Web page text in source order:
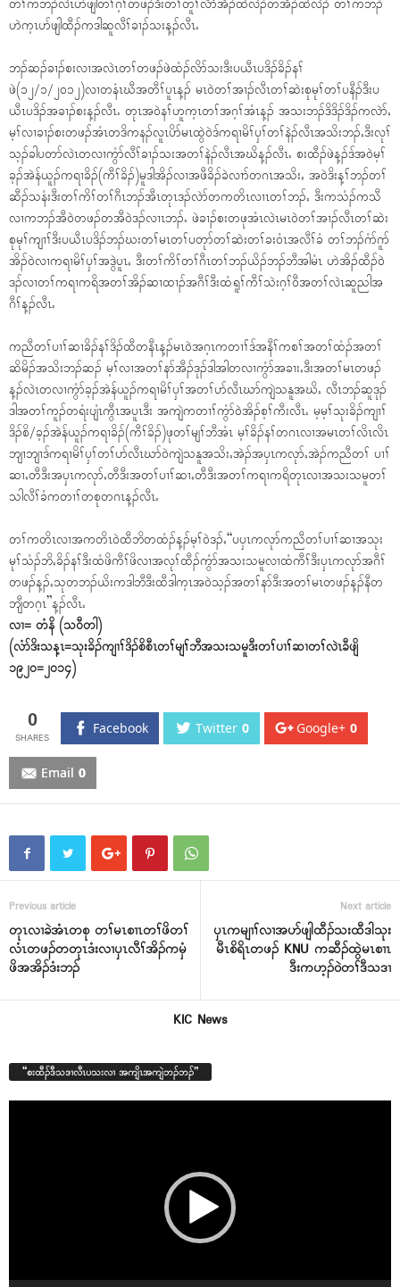
တၢ်ကဘၣ်လဲၤပာ်ဖျါတၢ်ဂ့ၢ်တဖၣ်ဒီးတၢ်တူၢ်လိာ််အိၣ်ထဲလဲၣ်တအိၣ်ထဲလဲၣ် တၢ်ကဘၣ်
ဟဲက့ၤပာ်ဖျါထီၣ်ကဒါဆူလီၢ်ခၢၣ်သးန့ၣ်လီၤႉ
ဘၣ်ဆၣ်ခၢၣ်စးလၢအလဲၤတၢ်တဖၣ်ဖဲထံၣ်လိာ်သးဒီးပယီၤပဒိၣ်ခိၣ်နၢ်
ဖဲ(၁၂/၁/၂၀၁၂)လၢတနံၤဃီအတီၢ်ပူၤန့ၣ် မၤ၀ဲတၢ်အၢၣ်လီၤတၢ်ဆဲးစုမုၢ်တၢ်ပနီၣ်ဒီးပ
ယီၤပဒိၣ်အခၢၣ်စးန့ၣ်လီၤႉ တုၤအ၀ဲနၢ်ဟူက့ၤတၢ်အဂ့ၢ်အံၤန့ၣ် အသးဘၣ်ဒိဒိၣ်ဒိၣ်ကလဲာ်ႇ
မ့ၢ်လၢခၢၣ်စးတဖၣ်အံၤတဒိကနၣ်လူၤပိာ်မၤထွဲ၀ဲဒ်ကရၢမိၢ်ၦၢ်တၢ်နဲၣ်လီၤအသိးဘၣ်ႇဒီးလုၢ်
သ့ၣ်ခါပတာ်လဲၤတလၢကွံာ်လီၢ်ခၢၣ်သးအတၢ်နဲၣ်လီၤအဃိန့ၣ်လီၤႉ စးထီၣ်ဖဲန့ၣ်ဒ်အ၀ဲမ့ၢ်
ခ့ၣ်အဲန်ယူၣ်ကရၢခိၣ်(ကီၢ်ခိၣ်)မူဒါအိၣ်လၢအဖီခိၣ်ခဲလၢာ်တဂၤအသိးႇ အ၀ဲဒိးန့ၢ်ဘၣ်တၢ်
ဆီၣ်သနံးဒီးတၢ်ကိၢ်တၢ်ဂီၤဘၣ်အီၤတုၤဒၣ်လဲာ်တကတိၤလၢၤတၢ်ဘၣ်ႇ ဒီးကသံၣ်ကသီ
လၢကဘၣ်အီ၀ဲတဖၣ်တအီ၀ဲဒၣ်လၢၤဘၣ်ႉ ဖဲခၢၣ်စးတဖုအံၤလဲၤမၤ၀ဲတၢ်အၢၣ်လီၤတၢ်ဆဲး
စုမုၢ်ကျၢၢ်ဒီးပယီၤပဒိၣ်ဘၣ်ဃးတၢ်မၤတၢ်ပတုာ်တၢ်ဆဲးတၢ်ခး၀ံၤအလီၢ်ခံ တၢ်ဘၣ်ဂံာ်ဂူာ်
အိၣ်၀ဲလၢကရၢမိၢ်ၦၢ်အဒွဲပူၤႇ ဒီးတၢ်ကိၢ်တၢ်ဂီၤတၢ်ဘၣ်ယိၣ်ဘၣ်ဘီအါမံၤ ဟဲအိၣ်ထီၣ်၀ဲ
ဒၣ်လၢတၢ်ကရၢကရိအတၢ်အိၣ်ဆၢထၢၣ်အဂီၢ်ဒီးထံရူၢ်ကီၢ်သဲးဂ့ၢ်၀ီအတၢ်လဲၤဆူညါအ
ဂီၢ်န့ၣ်လီၤႉ
ကညီတၢ်ပၢၢ်ဆၢခိၣ်နၢ်ဒိၣ်ထီတနီၤန့ၣ်မၤ၀ဲအဂ့ၤကတၢၢ်ဒ်အနီၢ်ကစၢ်အတၢ်ထံၣ်အတၢ်
ဆိမိၣ်အသိးဘၣ်ဆၣ် မ့ၢ်လၢအတၢ်နာ်အီၣ်ဒုၣ်ဒါအါတလၢကွံာ်အခၢးႇဒီးအတၢ်မၤတဖၣ်
န့ၣ်လဲၤတလၢကွံာ်ခ့ၣ်အဲန်ယူၣ်ကရၢမိၢ်ၦၢ်အတၢ်ပာ်လီၤဃာ်ကျဲသနူအဃိႇ လီၤဘၣ်ဆူဒုၣ်
ဒါအတၢ်ကူၣ်တရံးပျံၤကွီၤအပူၤဒီး အကျဲကတၢၢ်ကွံာ်၀ဲအိၣ်စ့ၢ်ကီးလီၤႉ မ့မ့ၢ်သုးခိၣ်ကျၢၢ်
ဒိၣ်စိ/ခ့ၣ်အဲန်ယူၣ်ကရၢခိၣ်(ကီၢ်ခိၣ်)ဖုတၢ်မျၢ်ဘီအံၤ မ့ၢ်ခိၣ်နၢ်တဂၤလၢအမၤတၢ်လိၤလိၤ
ဘျၢဘျၢဒ်ကရၢမိၢ်ၦၢ်တၢ်ပာ်လီၤဃာ်၀ဲကျဲသနူအသိးႇအဲၣ်အၦၤကလုာ်ႇအဲၣ်ကညီတၢ် ပၢၢ်
ဆၢႇတီဒီးအၦၤကလုာ်ႇတီဒီးအတၢ်ပၢၢ်ဆၢႇတီဒီးအတၢ်ကရၢကရိတုၤလၢအသးသမူတၢ်
သါလီၢ်ခံကတၢၢ်တစုတဂၤန့ၣ်လီၤႉ
တၢ်ကတိၤလၢအကတိၤ၀ဲထီဘိတထံၣ်န့ၣ်မ့ၢ်၀ဲဒၣ်ႇ“ပၦၤကလုာ်ကညီတၢ်ပၢၢ်ဆၢအသုး
မုၢ်သံၣ်ဘိႇခိၣ်နၢ်ဒီးထံဖိကီၢ်ဖိလၢအလုၢ်ထီၣ်ကွံာ်အသးသမူလၢထံကီၢ်ဒီးၦၤကလုာ်အဂီၢ်
တဖၣ်န့ၣ်ႇသုတဘၣ်ယိးကဒါဘီဒီးထီဒါက့ၤအ၀ဲသ့ၣ်အတၢ်နာ်ဒီးအတၢ်မၤတဖၣ်န့ၣ်နီတ
ဘျီတဂ့ၤ”န့ၣ်လီၤႉ
လၢ= တံနိ (သ၀ီတါ)
(လံာ်ဒိးသန့ၤ=သုးခိၣ်ကျၢၢ်ဒိၣ်စိစီၤတၢ်မျၢ်ဘီအသးသမူဒီးတၢ်ပၢၢ်ဆၢတၢ်လဲၤခီဖျိ
၁၉၂၀=၂၀၁၄)
0 Facebook Twitter 0 Google+ 0
Email 0
Previous article
တုၤလၢခဲအံၤတစု တၢ်မၤစၢၤတၢ်ဖိတၢ်
လံၤတဖၣ်တတုၤဒံးလၢၦၤလီၢ်အိၣ်ကမှံ
ဖိအအိၣ်ဒံးဘၣ်
Next article
ၦၤကမျၢၢ်လၢအပာ်ဖျါထီၣ်သးထီဒါသုး
မီၤစိရိၤတဖၣ် KNU ကဆီၣ်ထွဲမၤစၢၤ
ဒီးကဟ့ၣ်၀ဲတၢ်ဒီသဒၢ
KIC News
“စးထီၣ်ဒီသဒၢလီၤပသးလၢ အကျိၤအကျဲဘၣ်ဘၣ်”